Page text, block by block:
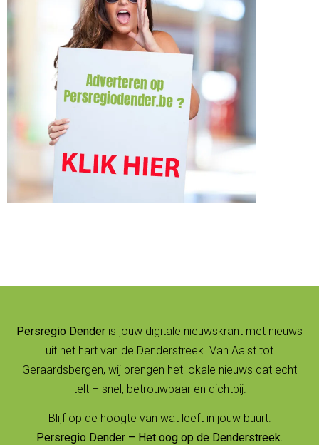
Persregio Dender is jouw digitale nieuwskrant met nieuws
uit het hart van de Denderstreek. Van Aalst tot
Geraardsbergen, wij brengen het lokale nieuws dat echt
telt – snel, betrouwbaar en dichtbij.
Blijf op de hoogte van wat leeft in jouw buurt.
Persregio Dender – Het oog op de Denderstreek.